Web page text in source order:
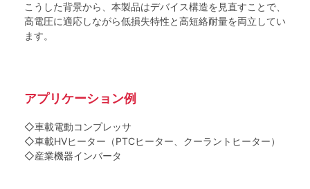
こうした背景から、本製品はデバイス構造を見直すことで、
高電圧に適応しながら低損失特性と高短絡耐量を両立してい
ます。
アプリケーション例
◇車載電動コンプレッサ
◇車載HVヒーター（PTCヒーター、クーラントヒーター）
◇産業機器インバータ